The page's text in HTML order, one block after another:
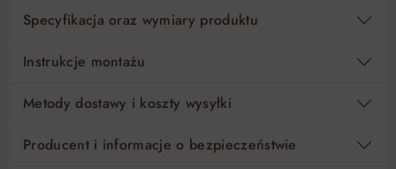
Specyfikacja oraz wymiary produktu
Instrukcje montażu
Metody dostawy i koszty wysyłki
Producent i informacje o bezpieczeństwie